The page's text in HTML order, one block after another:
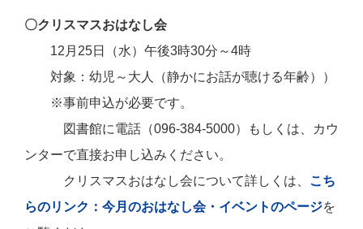
〇クリスマスおはなし会
12月25日（水）午後3時30分～4時
対象：幼児～大人（静かにお話が聴ける年齢））
※事前申込が必要です。
図書館に電話（096-384-5000）もしくは、カウ
ンターで直接お申し込みください。
クリスマスおはなし会について詳しくは、 こち
らのリンク：今月のおはなし会・イベントのページを